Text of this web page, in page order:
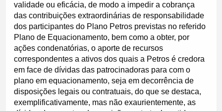
validade ou eficácia, de modo a impedir a cobrança
das contribuições extraordinárias de responsabilidade
dos participantes do Plano Petros previstas no referido
Plano de Equacionamento, bem como a obter, por
ações condenatórias, o aporte de recursos
correspondentes a ativos dos quais a Petros é credora
em face de dívidas das patrocinadoras para com o
plano em equacionamento, seja em decorrência de
disposições legais ou contratuais, do que se destaca,
exemplificativamente, mas não exaurientemente, as